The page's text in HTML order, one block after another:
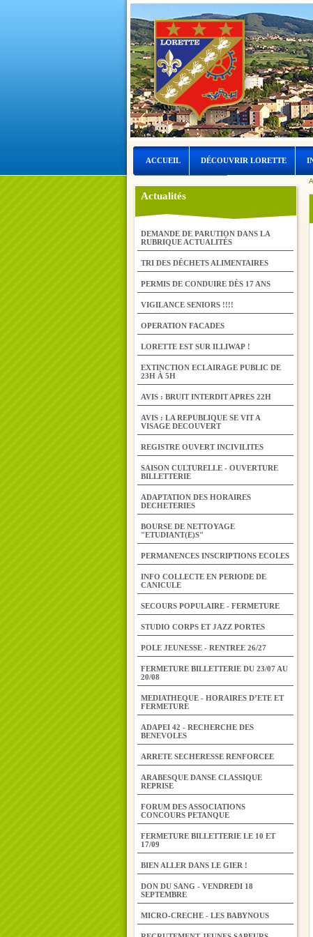
ACCUEIL DÉCOUVRIR LORETTE
LORETTE ET L’EAU
Actualités
DEMANDE DE PARUTION DANS LA
RUBRIQUE ACTUALITÉS
TRI DES DÉCHETS ALIMENTAIRES
PERMIS DE CONDUIRE DÈS 17 ANS
VIGILANCE SENIORS !!!!
OPERATION FACADES
LORETTE EST SUR ILLIWAP !
EXTINCTION ECLAIRAGE PUBLIC DE
23H À 5H
AVIS : BRUIT INTERDIT APRES 22H
AVIS : LA REPUBLIQUE SE VIT A
VISAGE DECOUVERT
REGISTRE OUVERT INCIVILITES
SAISON CULTURELLE - OUVERTURE
BILLETTERIE
ADAPTATION DES HORAIRES
DECHETERIES
BOURSE DE NETTOYAGE
"ETUDIANT(E)S"
PERMANENCES INSCRIPTIONS ECOLES
INFO COLLECTE EN PERIODE DE
CANICULE
SECOURS POPULAIRE - FERMETURE
STUDIO CORPS ET JAZZ PORTES
POLE JEUNESSE - RENTREE 26/27
FERMETURE BILLETTERIE DU 23/07 AU
20/08
MEDIATHEQUE - HORAIRES D’ETE ET
FERMETURE
ADAPEI 42 - RECHERCHE DES
BENEVOLES
ARRETE SECHERESSE RENFORCEE
ARABESQUE DANSE CLASSIQUE
REPRISE
FORUM DES ASSOCIATIONS
CONCOURS PETANQUE
FERMETURE BILLETTERIE LE 10 ET
17/09
BIEN ALLER DANS LE GIER !
DON DU SANG - VENDREDI 18
SEPTEMBRE
MICRO-CRECHE - LES BABYNOUS